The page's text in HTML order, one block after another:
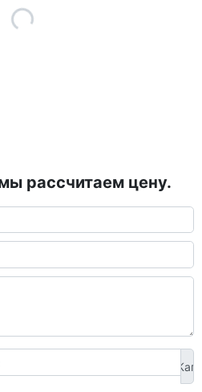
рассчитаем цену.